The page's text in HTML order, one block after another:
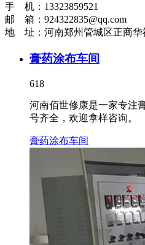
手 机：13323859521
邮 箱：924322835@qq.com
地 址：河南郑州管城区正商华
膏药涂布车间
618
河南佰世修康是一家专注
号齐全，欢迎拿样咨询。
膏药涂布车间